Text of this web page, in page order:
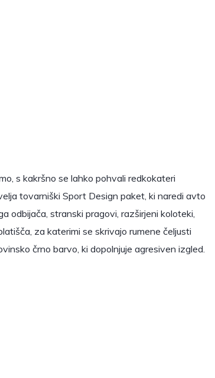
s kakršno se lahko pohvali redkokateri
tovarniški Sport Design paket, ki naredi avto
odbijača, stranski pragovi, razširjeni koloteki,
za katerimi se skrivajo rumene čeljusti
črno barvo, ki dopolnjuje agresiven izgled.